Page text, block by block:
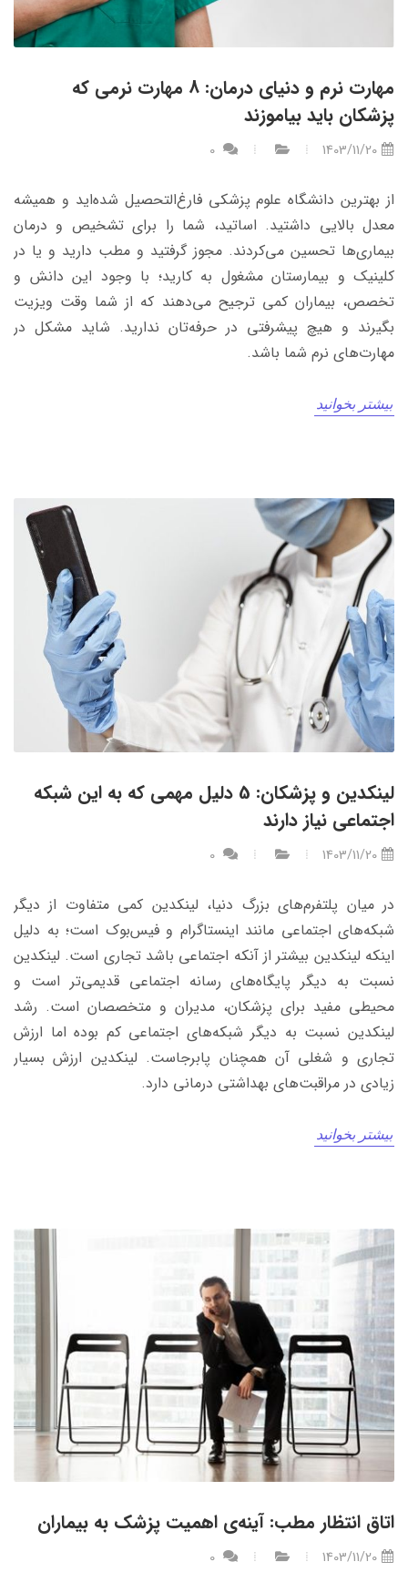
مهارت‌ نرم و دنیای‌ درمان: 8 مهارت نرمی که
پزشکان باید بیاموزند
1403/11/20
از بهترین دانشگاه علوم پزشکی فارغ‌التحصیل شده‌اید و همیشه
معدل بالایی داشتید. اساتید، شما را برای تشخیص و درمان
بیماری‌ها تحسین می‌کردند. مجوز گرفتید و مطب دارید و یا در
کلینیک و بیمارستان مشغول به کارید؛ با وجود این دانش و
تخصص، بیماران کمی ترجیح می‌دهند که از شما وقت ویزیت
بگیرند و هیچ پیشرفتی در حرفه‌تان ندارید. شاید مشکل در
مهارت‌های نرم شما باشد.
بیشتر بخوانید
لینکدین و پزشکان: 5 دلیل مهمی که به این شبکه
اجتماعی نیاز دارند
1403/11/20
در میان پلتفرم‌های بزرگ دنیا، لینکدین کمی متفاوت از دیگر
شبکه‌های اجتماعی مانند اینستاگرام و فیس‌بوک است؛ به دلیل
اینکه لینکدین بیشتر از آنکه اجتماعی باشد تجاری است. لینکدین
نسبت به دیگر پایگاه‌های رسانه اجتماعی قدیمی‌تر است و
محیطی مفید برای پزشکان، مدیران و متخصصان است. رشد
لینکدین نسبت به دیگر شبکه‌های اجتماعی کم بوده اما ارزش
تجاری و شغلی آن همچنان پابرجاست. لینکدین ارزش بسیار
زیادی در مراقبت‌های بهداشتی درمانی دارد.
بیشتر بخوانید
اتاق انتظار مطب: آینه‌ی اهمیت پزشک به بیماران
1403/11/20